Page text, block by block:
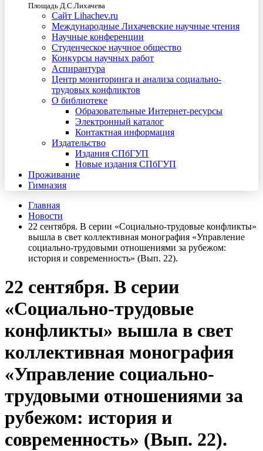
Площадь Д.С.Лихачева
Сайт Lihachev.ru
Международные Лихачевские научные чтения
Научные конференции
Студенческое научное общество
Конкурсы научных работ
Аспирантура
Центр мониторинга и анализа социально-
трудовых конфликтов
О библиотеке
Образовательные Интернет-ресурсы
Электронный каталог
Контактная информация
Издательство
Издания СПбГУП
Новые издания СПбГУП
Проживание
Гимназия
Главная
Новости
22 сентября. В серии «Социально-трудовые конфликты»
вышла в свет коллективная монография «Управление
социально-трудовыми отношениями за рубежом:
история и современность» (Вып. 22).
22 сентября. В серии
«Социально-трудовые
конфликты» вышла в свет
коллективная монография
«Управление социально-
трудовыми отношениями за
рубежом: история и
современность» (Вып. 22).